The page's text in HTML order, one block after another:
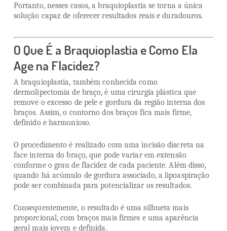
Portanto, nesses casos, a braquioplastia se torna a única
solução capaz de oferecer resultados reais e duradouros.
O Que É a Braquioplastia e Como Ela
Age na Flacidez?
A braquioplastia, também conhecida como
dermolipectomia de braço, é uma cirurgia plástica que
remove o excesso de pele e gordura da região interna dos
braços. Assim, o contorno dos braços fica mais firme,
definido e harmonioso.
O procedimento é realizado com uma incisão discreta na
face interna do braço, que pode variar em extensão
conforme o grau de flacidez de cada paciente. Além disso,
quando há acúmulo de gordura associado, a lipoaspiração
pode ser combinada para potencializar os resultados.
Consequentemente, o resultado é uma silhueta mais
proporcional, com braços mais firmes e uma aparência
geral mais jovem e definida.